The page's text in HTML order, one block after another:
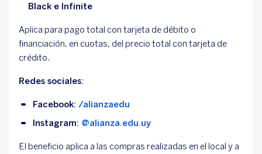
Black e Infinite
Aplica para pago total con tarjeta de débito o
financiación, en cuotas, del precio total con tarjeta de
crédito.
Redes sociales:
Facebook: /alianzaedu
Instagram: @alianza.edu.uy
El beneficio aplica a las compras realizadas en el local y a